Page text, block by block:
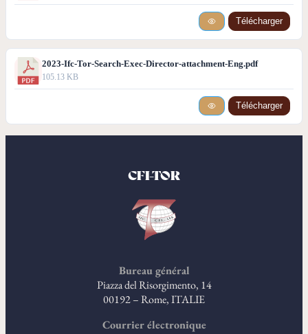
Télécharger
2023-Ifc-Tor-Search-Exec-Director-attachment-Eng.pdf
105.13 KB
Télécharger
CFI-TOR
Bureau général
Piazza del Risorgimento, 14
00192 – Rome, ITALIE
Courrier électronique